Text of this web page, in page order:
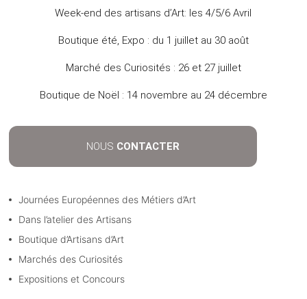
Week-end des artisans d’Art: les 4/5/6 Avril
Boutique été, Expo : du 1 juillet au 30 août
Marché des Curiosités : 26 et 27 juillet
Boutique de Noël : 14 novembre au 24 décembre
NOUS CONTACTER
Journées Européennes des Métiers d’Art
Dans l’atelier des Artisans
Boutique d’Artisans d’Art
Marchés des Curiosités
Expositions et Concours